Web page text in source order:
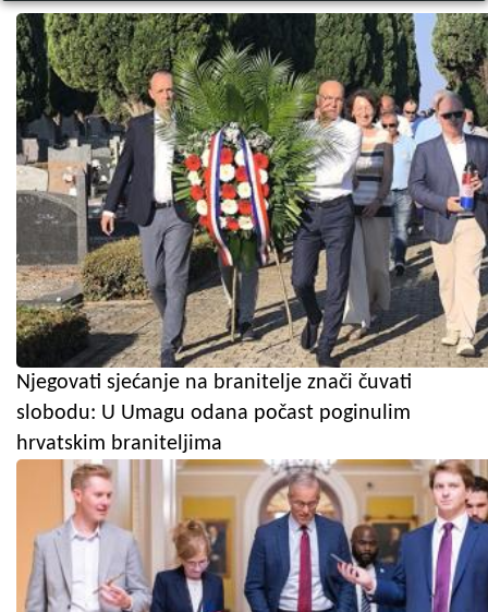
Njegovati sjećanje na branitelje znači čuvati
slobodu: U Umagu odana počast poginulim
hrvatskim braniteljima